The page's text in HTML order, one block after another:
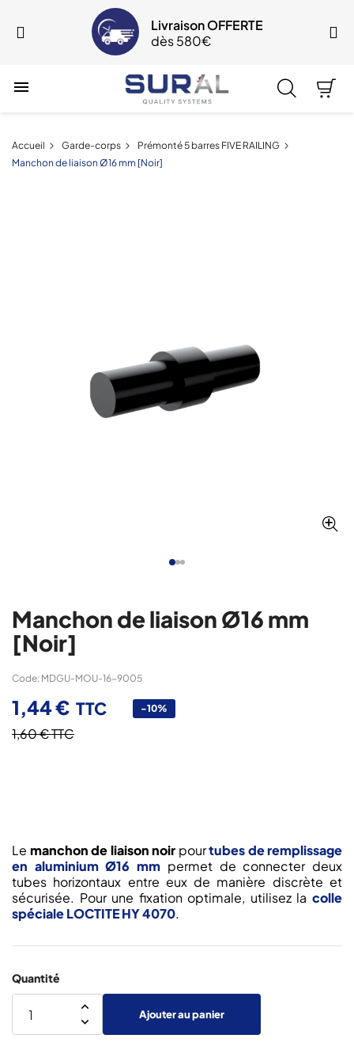
SOLDES jusqu'à -35%
Du 29 juillet au 24 août

Accueil Garde-corps
Prémonté 5 barres FIVE RAILING
Manchon de liaison Ø16 mm [Noir]
Manchon de liaison Ø16 mm
[Noir]
Code: MDGU-MOU-16-9005
1,44 € TTC -10%
1,60 €TTC
Le manchon de liaison noir pourtubes de remplissage
en aluminium Ø16 mm permet de connecter deux
tubes horizontaux entre eux de manière discrète et
sécurisée. Pour une fixation optimale, utilisez la colle
spéciale LOCTITE HY 4070.
Quantité
Ajouter au panier